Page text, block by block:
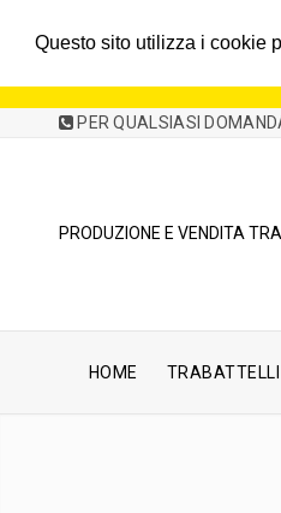
Questo sito utilizza i cookie
GLI ORDINI
PER QUALSIASI
PRODUZIONE E VENDITA
HOME